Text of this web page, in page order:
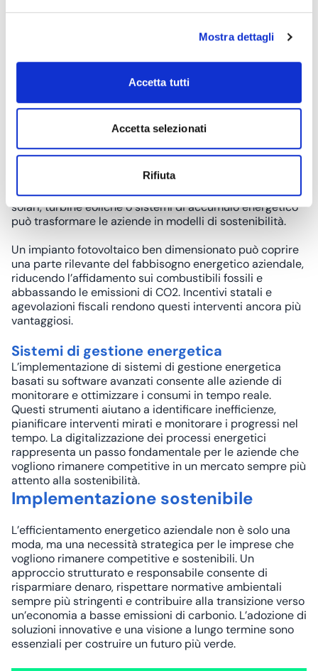
Mostra dettagli
Accetta tutti
Accetta selezionati
Rifiuta
interventi più semplici e immediati per migliorare
I LED consumano significativamente meno energia
rispetto alle lampadine tradizionali, offrendo una durata
di vita più lunga e un risparmio sui costi operativi.
magazzini e strutture industriali con alti requisiti di
illuminazione.
Investire in fonti dienergia rinnovabilecome pannelli
solari, turbine eoliche o sistemi di accumulo energetico
può trasformare le aziende in modelli di sostenibilità.
Un impianto fotovoltaico ben dimensionato può coprire
una parte rilevante del fabbisogno energetico aziendale,
riducendo l’affidamento sui combustibili fossili e
abbassando le emissioni di CO2. Incentivi statali e
agevolazioni fiscali rendono questi interventi ancora più
vantaggiosi.
Sistemi di gestione energetica
L’implementazione di sistemi di gestione energetica
basati su software avanzati consente alle aziende di
monitorare e ottimizzare i consumi in tempo reale.
Questi strumenti aiutano a identificare inefficienze,
pianificare interventi mirati e monitorare i progressi nel
tempo. La digitalizzazione dei processi energetici
rappresenta un passo fondamentale per le aziende che
vogliono rimanere competitive in un mercato sempre più
attento alla sostenibilità.
Implementazione sostenibile
L’efficientamento energetico aziendale non è solo una
moda, ma una necessità strategica per le imprese che
vogliono rimanere competitive e sostenibili. Un
approccio strutturato e responsabile consente di
risparmiare denaro, rispettare normative ambientali
sempre più stringenti e contribuire alla transizione verso
un’economia a basse emissioni di carbonio. L’adozione di
soluzioni innovative e una visione a lungo termine sono
essenziali per costruire un futuro più verde.